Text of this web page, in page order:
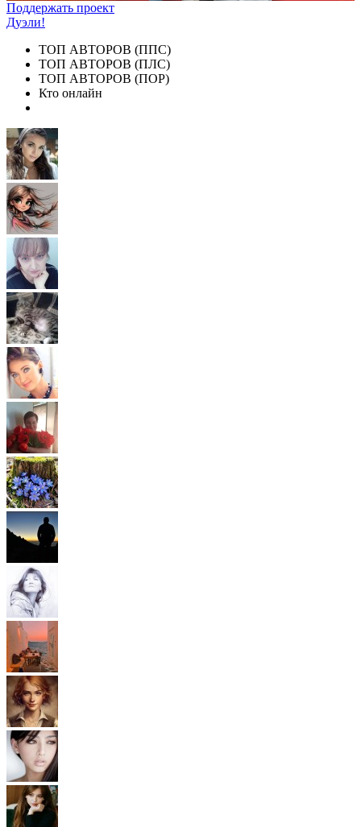
Поддержать проект
Дуэли!
ТОП АВТОРОВ (ППС)
ТОП АВТОРОВ (ПЛС)
ТОП АВТОРОВ (ПОР)
Кто онлайн